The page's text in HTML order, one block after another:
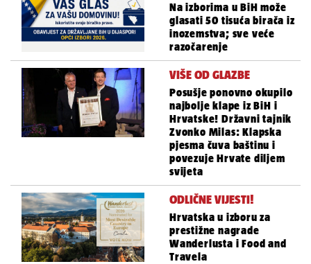
Na izborima u BiH može
glasati 50 tisuća birača iz
inozemstva; sve veće
razočarenje
VIŠE OD GLAZBE
Posušje ponovno okupilo
najbolje klape iz BiH i
Hrvatske! Državni tajnik
Zvonko Milas: Klapska
pjesma čuva baštinu i
povezuje Hrvate diljem
svijeta
ODLIČNE VIJESTI!
Hrvatska u izboru za
prestižne nagrade
Wanderlusta i Food and
Travela